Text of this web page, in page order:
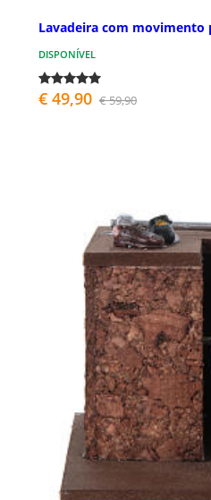
Lavadeira com movimento
DISPONÍVEL
€ 49,90 € 59,90